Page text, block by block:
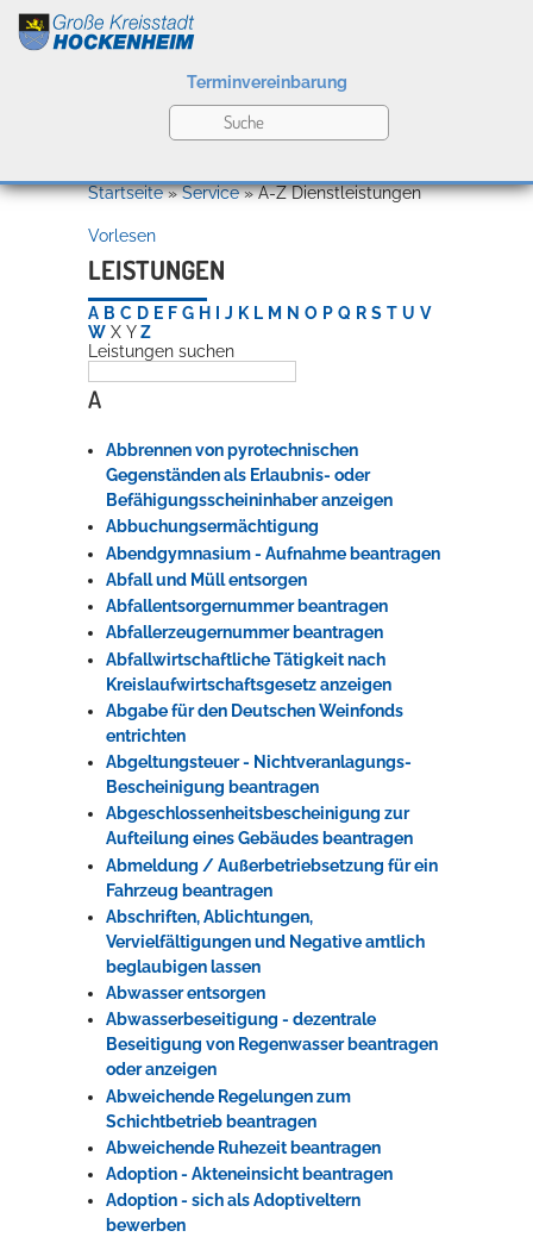
Kultur
Bildung
Wirtschaft
Rathaus
Service
Terminvereinbarung
Willkommen in Hockenheim
Konzerte, Tagungen und vieles mehr
Die Stadthalle Hockenheim bietet den perfekten Standort für Events
Erleben in Hockenheim
Spaß unter prickelnden Wasserfällen, das rauschende Meer im
Wellenbecken oder doch lieber die pure Entspannung auf der
Sprudelliege im Solebecken?
Startseite»Service»A-Z Dienstleistungen
Vorlesen
LEISTUNGEN
A B C D E F G H J K L M N O P Q R S T U V
W X Y Z
Leistungen suchen
A
Abbrennen von pyrotechnischen
Gegenständen als Erlaubnis- oder
Befähigungsscheininhaber anzeigen
Abbuchungsermächtigung
Abendgymnasium - Aufnahme beantragen
Abfall und Müll entsorgen
Abfallentsorgernummer beantragen
Abfallerzeugernummer beantragen
Abfallwirtschaftliche Tätigkeit nach
Kreislaufwirtschaftsgesetz anzeigen
Abgabe für den Deutschen Weinfonds
entrichten
Abgeltungsteuer - Nichtveranlagungs-
Bescheinigung beantragen
Abgeschlossenheitsbescheinigung zur
Aufteilung eines Gebäudes beantragen
Abmeldung / Außerbetriebsetzung für ein
Fahrzeug beantragen
Abschriften, Ablichtungen,
Vervielfältigungen und Negative amtlich
beglaubigen lassen
Abwasser entsorgen
Abwasserbeseitigung - dezentrale
Beseitigung von Regenwasser beantragen
oder anzeigen
Abweichende Regelungen zum
Schichtbetrieb beantragen
Abweichende Ruhezeit beantragen
Adoption - Akteneinsicht beantragen
Adoption - sich als Adoptiveltern
bewerben